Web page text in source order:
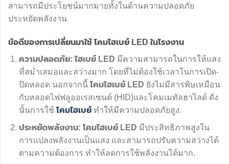
สามารถมีประโยชน์มากมายทั้งในด้านความปลอดภัย
ประหยัดพลังงาน
ข้อดีของการเปลี่ยนมาใช้ โคมไฮเบย์ LED ในโรงงาน
ความปลอดภัย: ไฮเบย์ LED มีความสามารถในการให้แสง
ที่สม่ำเสมอและสว่างมาก โดยที่ไม่ต้องใช้เวลาในการเปิด-
ปิดหลอด นอกจากนี้โคมไฮเบย์ LED ยังไม่มีสารพิษเหมือน
กับหลอดไฟฟลูออเรสเซนต์ (HID)และโคมเมทัลฮาไลด์ ดัง
นั้นการใช้โคมไฮเบย์ทำให้มีความปลอดภัยสูง.
ประหยัดพลังงาน: โคมไฮเบย์ LED มีประสิทธิภาพสูงใน
การแปลงพลังงานเป็นแสง และสามารถปรับความสว่างได้
ตามความต้องการ ทำให้ลดการใช้พลังงานได้มาก.